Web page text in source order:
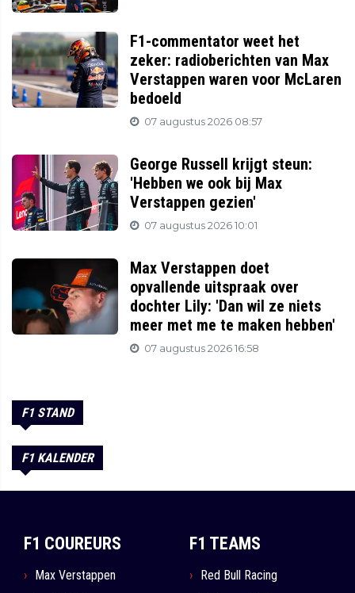
F1-commentator weet het
zeker: radioberichten van Max
Verstappen waren voor McLaren
bedoeld
07 augustus 2026 08:57
George Russell krijgt steun:
'Hebben we ook bij Max
Verstappen gezien'
07 augustus 2026 10:01
Max Verstappen doet
opvallende uitspraak over
dochter Lily: 'Dan wil ze niets
meer met me te maken hebben'
07 augustus 2026 16:58
F1 STAND
F1 KALENDER
F1 COUREURS
Max Verstappen
F1 TEAMS
Red Bull Racing